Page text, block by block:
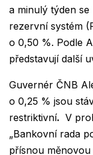
a minulý týden
rezervní systém
o 0,50 %. Podle
představují další
Guvernér ČNB
o 0,25 % jsou
restriktivní. V
„Bankovní rada
přísnou